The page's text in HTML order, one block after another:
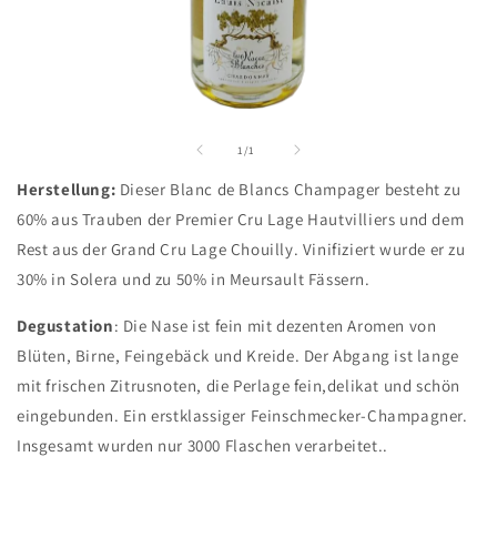
öffnen
1 /
von1
Herstellung: Dieser Blanc de Blancs Champager besteht zu
60% aus Trauben der Premier Cru Lage Hautvilliers und dem
Rest aus der Grand Cru Lage Chouilly. Vinifiziert wurde er zu
30% in Solera und zu 50% in Meursault Fässern.
Degustation: Die Nase ist fein mit dezenten Aromen von
Blüten, Birne, Feingebäck und Kreide. Der Abgang ist lange
mit frischen Zitrusnoten, die Perlage fein,delikat und schön
eingebunden. Ein erstklassiger Feinschmecker-Champagner.
Insgesamt wurden nur 3000 Flaschen verarbeitet..